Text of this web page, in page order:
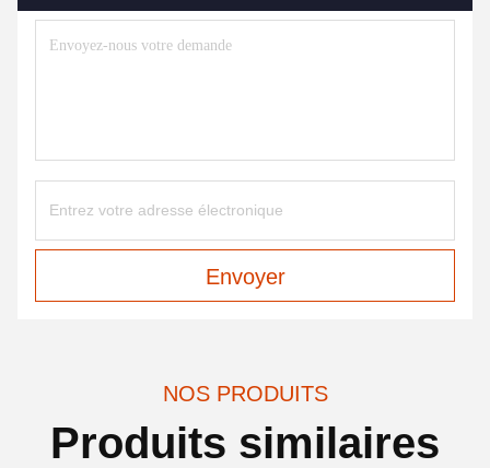
Envoyer
NOS PRODUITS
Produits similaires